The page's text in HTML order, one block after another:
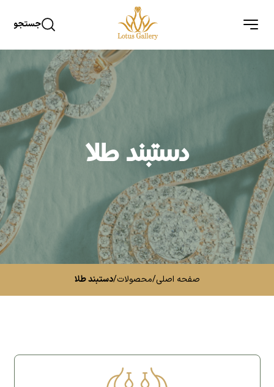
جستجو
دستبند طلا
صفحه اصلی/محصولات/دستبند طلا